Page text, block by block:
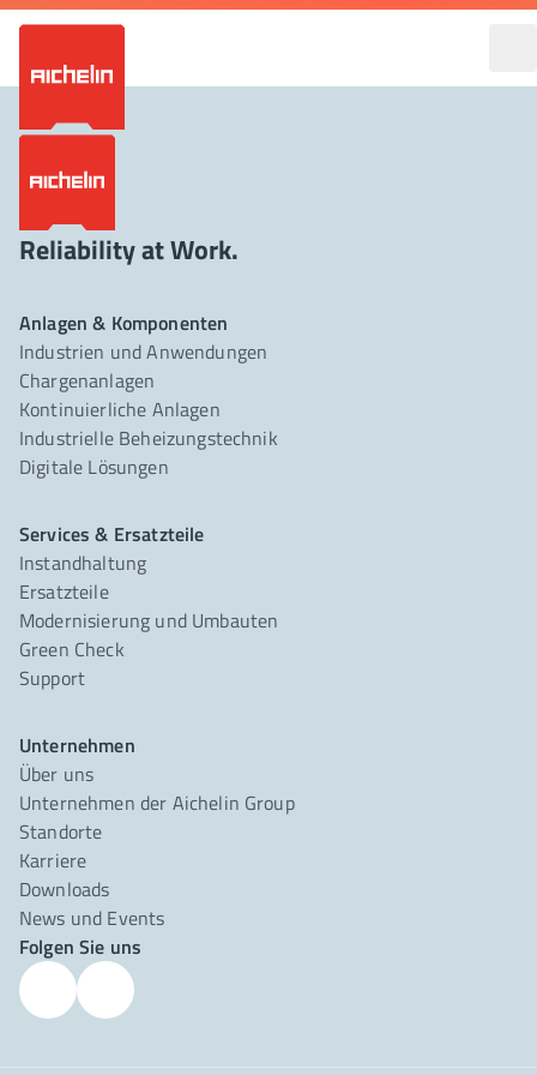
Reliability at Work.
Anlagen & Komponenten
Industrien und Anwendungen
Chargenanlagen
Kontinuierliche Anlagen
Industrielle Beheizungstechnik
Digitale Lösungen
Services & Ersatzteile
Instandhaltung
Ersatzteile
Modernisierung und Umbauten
Green Check
Support
Unternehmen
Über uns
Unternehmen der Aichelin Group
Standorte
Karriere
Downloads
News und Events
Folgen Sie uns